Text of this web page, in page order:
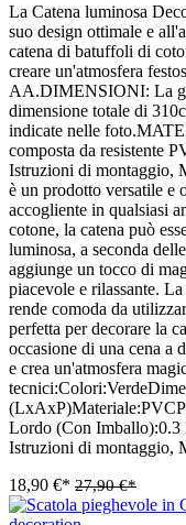
La Catena luminosa
suo design ottimale e
catena di batuffoli di
creare un'atmosfera
AA.DIMENSIONI: La
dimensione totale di
indicate nelle
composta da resistente
Istruzioni di montaggio,
è un prodotto versatile e
accogliente in qualsiasi
cotone, la catena può
luminosa, a seconda
aggiunge un tocco di
piacevole e rilassante.
rende comoda da
perfetta per decorare la
occasione di una cena a
e crea un'atmosfera
Lordo (Con
Istruzioni di montaggio,
18,90 €* 27,90 €*